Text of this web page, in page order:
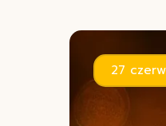
27